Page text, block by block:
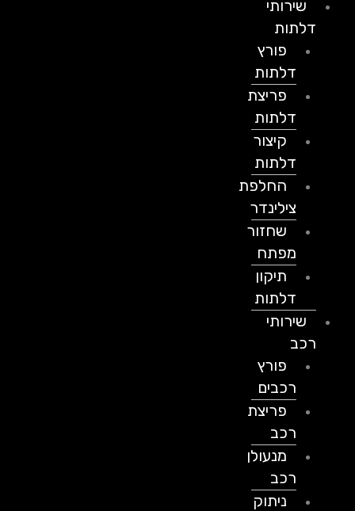
שירותי
דלתות
פורץ
דלתות
פריצת
דלתות
קיצור
דלתות
החלפת
צילינדר
שחזור
מפתח
תיקון
דלתות
שירותי
פורץ
רכבים
פריצת
מנעולן
ניתוק